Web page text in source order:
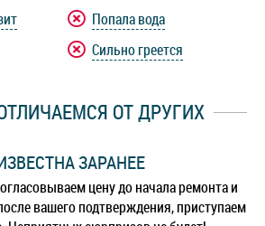
Попала вода
Сильно греется
ОТ ДРУГИХ
ЗАРАНЕЕ
цену до начала ремонта и
вашего подтверждения, приступаем